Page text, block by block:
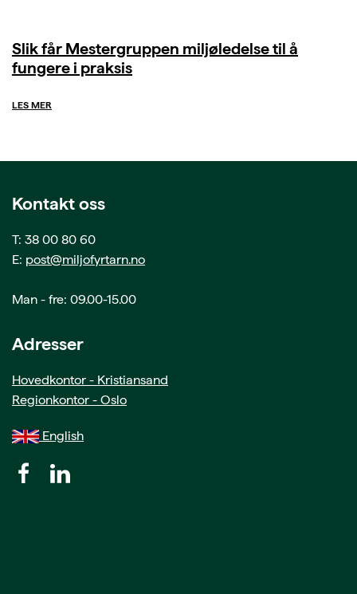
Slik får Mestergruppen miljøledelse til å
fungere i praksis
LES MER
Kontakt oss
T: 38 00 80 60
E: post@miljofyrtarn.no
Man - fre: 09.00-15.00
Adresser
Hovedkontor - Kristiansand
Regionkontor - Oslo
English